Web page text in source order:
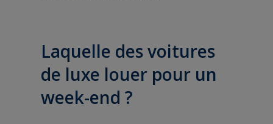
Laquelle des voitures
de luxe louer pour un
week-end ?